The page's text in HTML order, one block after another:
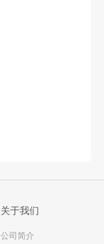
关于我们
公司简介